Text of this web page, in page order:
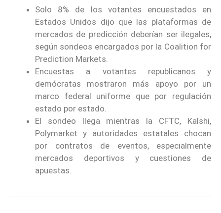
Solo 8% de los votantes encuestados en
Estados Unidos dijo que las plataformas de
mercados de predicción deberían ser ilegales,
según sondeos encargados por la Coalition for
Prediction Markets.
Encuestas a votantes republicanos y
demócratas mostraron más apoyo por un
marco federal uniforme que por regulación
estado por estado.
El sondeo llega mientras la CFTC, Kalshi,
Polymarket y autoridades estatales chocan
por contratos de eventos, especialmente
mercados deportivos y cuestiones de
apuestas.